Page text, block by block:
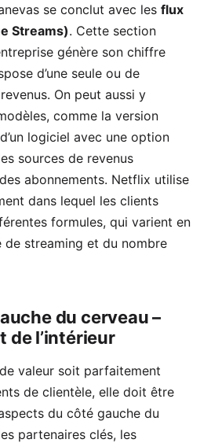
se conclut avec les flux
Streams). Cette section
génère son chiffre
d’une seule ou de
On peut aussi y
comme la version
logiciel avec une option
sources de revenus
abonnements. Netflix utilise
dans lequel les clients
formules, qui varient en
streaming et du nombre
du cerveau –
de l’intérieur
valeur soit parfaitement
de clientèle, elle doit être
du côté gauche du
partenaires clés, les